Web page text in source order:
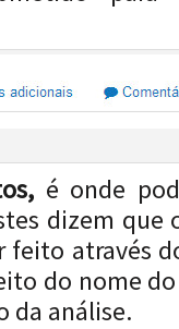
é onde
dizem
através
do nome
da análise.